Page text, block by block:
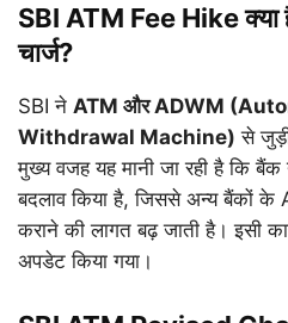
SBI ATM Fee Hike क्या
चार्ज?
SBI ने ATM और ADWM
Withdrawal Machine) से
मुख्य वजह यह मानी जा रही है कि
बदलाव किया है, जिससे अन्य बैंकों के
कराने की लागत बढ़ जाती है। इसी
अपडेट किया गया।